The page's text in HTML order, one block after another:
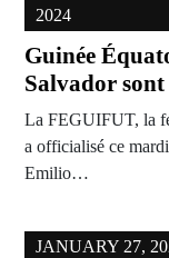
2024
Guinée
Salvador sont
La FEGUIFUT, la
a officialisé ce
Emilio…
JANUARY 27,